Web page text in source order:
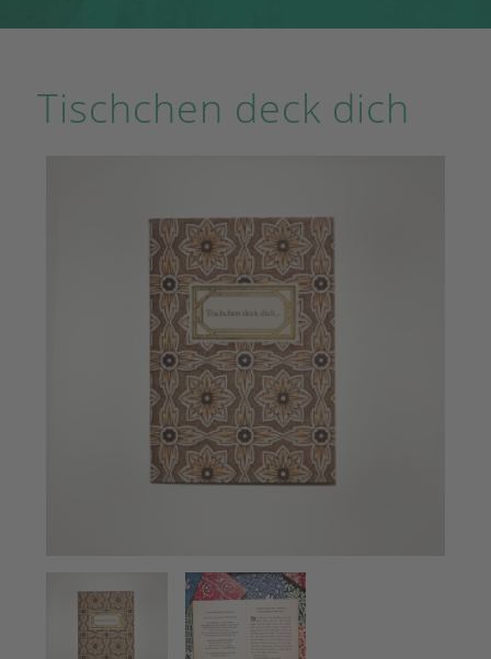
Tischchen deck dich